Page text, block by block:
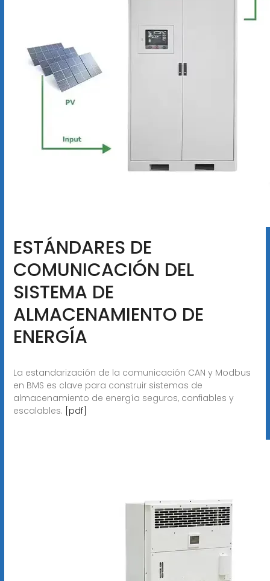
ESTÁNDARES DE
COMUNICACIÓN DEL
SISTEMA DE
ALMACENAMIENTO DE
ENERGÍA
La estandarización de la comunicación CAN y Modbus
en BMS es clave para construir sistemas de
almacenamiento de energía seguros, confiables y
escalables. [pdf]